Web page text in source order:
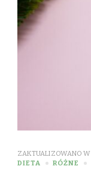
ZAKTUALIZOWANO
DIETA
RÓŻNE